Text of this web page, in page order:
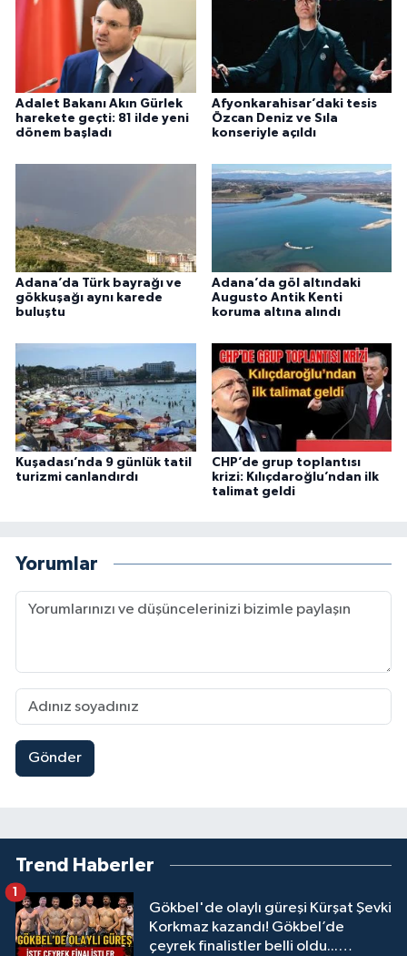
Adalet Bakanı Akın Gürlek
harekete geçti: 81 ilde yeni
dönem başladı
Afyonkarahisar’daki tesis
Özcan Deniz ve Sıla
konseriyle açıldı
Adana’da Türk bayrağı ve
gökkuşağı aynı karede
buluştu
Adana’da göl altındaki
Augusto Antik Kenti
koruma altına alındı
Kuşadası’nda 9 günlük tatil
turizmi canlandırdı
CHP’de grup toplantısı
krizi: Kılıçdaroğlu’ndan ilk
talimat geldi
Yorumlar
Gönder
Trend Haberler
Gökbel'de olaylı güreşi Kürşat Şevki
Korkmaz kazandı! Gökbel’de
çeyrek finalistler belli oldu...
1